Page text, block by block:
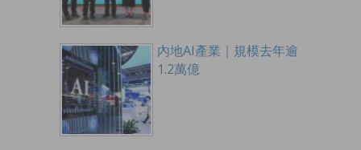
內地AI產業｜規模去年逾
1.2萬億